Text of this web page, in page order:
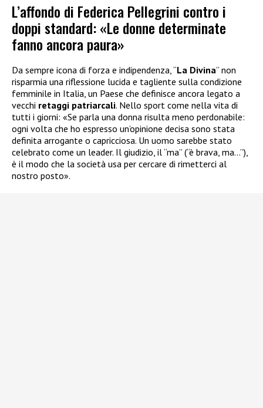
L’affondo di Federica Pellegrini contro i
doppi standard: «Le donne determinate
fanno ancora paura»
Da sempre icona di forza e indipendenza, “La Divina” non
risparmia una riflessione lucida e tagliente sulla condizione
femminile in Italia, un Paese che definisce ancora legato a
vecchi retaggi patriarcali. Nello sport come nella vita di
tutti i giorni: «Se parla una donna risulta meno perdonabile:
ogni volta che ho espresso un’opinione decisa sono stata
definita arrogante o capricciosa. Un uomo sarebbe stato
celebrato come un leader. Il giudizio, il “ma” (“è brava, ma…”),
è il modo che la società usa per cercare di rimetterci al
nostro posto».